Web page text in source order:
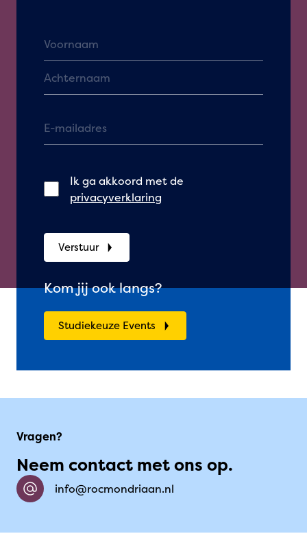
Ik ga akkoord met de
privacyverklaring
Verstuur
Kom jij ook langs?
Studiekeuze Events
Vragen?
Neem contact met ons op.
info@rocmondriaan.nl